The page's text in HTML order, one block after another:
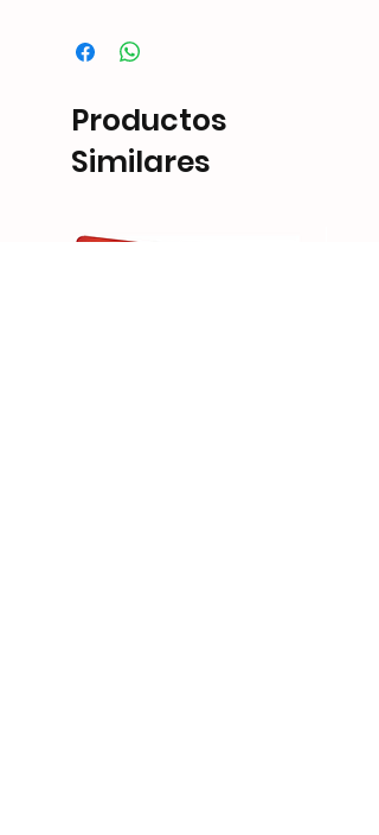
Productos
Similares